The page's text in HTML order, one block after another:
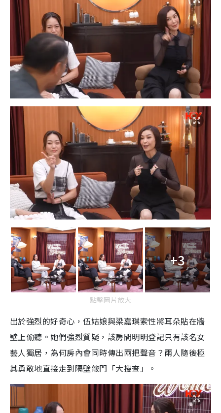
+3
點擊圖片放大
出於強烈的好奇心，伍姑娘與梁嘉琪索性將耳朵貼在牆
壁上偷聽。她們強烈質疑，該房間明明登記只有該名女
藝人獨居，為何房內會同時傳出兩把聲音？兩人隨後極
其勇敢地直接走到隔壁敲門「大搜查」。